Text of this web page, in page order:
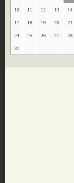
10 11 12 13 14
17 18 19 20 21
24 25 26 27 28
31